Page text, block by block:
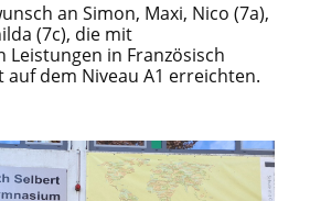
an Simon, Maxi, Nico (7a),
(7c), die mit
in Französisch
auf dem Niveau A1 erreichten.